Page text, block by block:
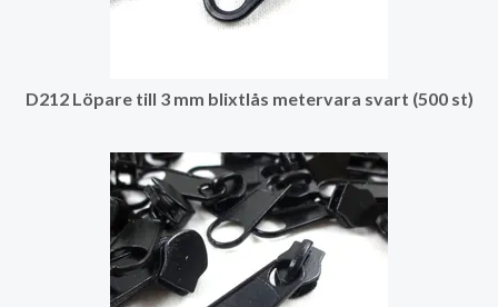
D212 Löpare till 3 mm blixtlås metervara svart (500 st)